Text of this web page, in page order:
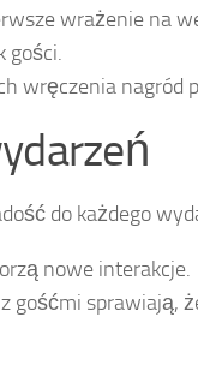
wrażenie na
gości.
wręczenia nagród
do każdego
nowe interakcje.
gośćmi sprawiają,